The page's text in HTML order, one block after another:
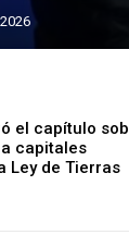
el capítulo
capitales
Ley de Tierras